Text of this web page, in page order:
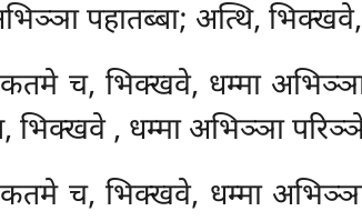
पहातब्बा; अत्थि,
च, भिक्खवे, धम्मा
भिक्खवे , धम्मा अभिञ्ञा
च, भिक्खवे, धम्मा